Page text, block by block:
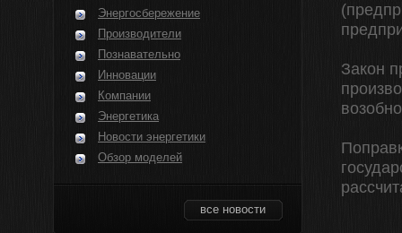
Энергосбережение
Производители
Познавательно
Инновации
Компании
Энергетика
Новости энергетики
Обзор моделей
все новости
Закон